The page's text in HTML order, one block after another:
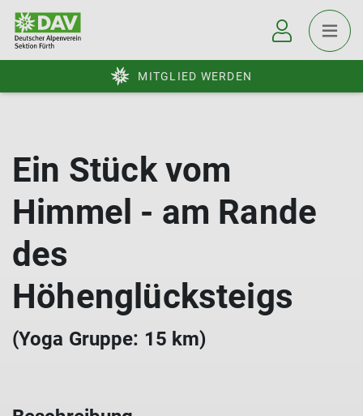
MITGLIED WERDEN
Ein Stück vom
Himmel - am Rande
des
Höhenglücksteigs
(Yoga Gruppe: 15 km)